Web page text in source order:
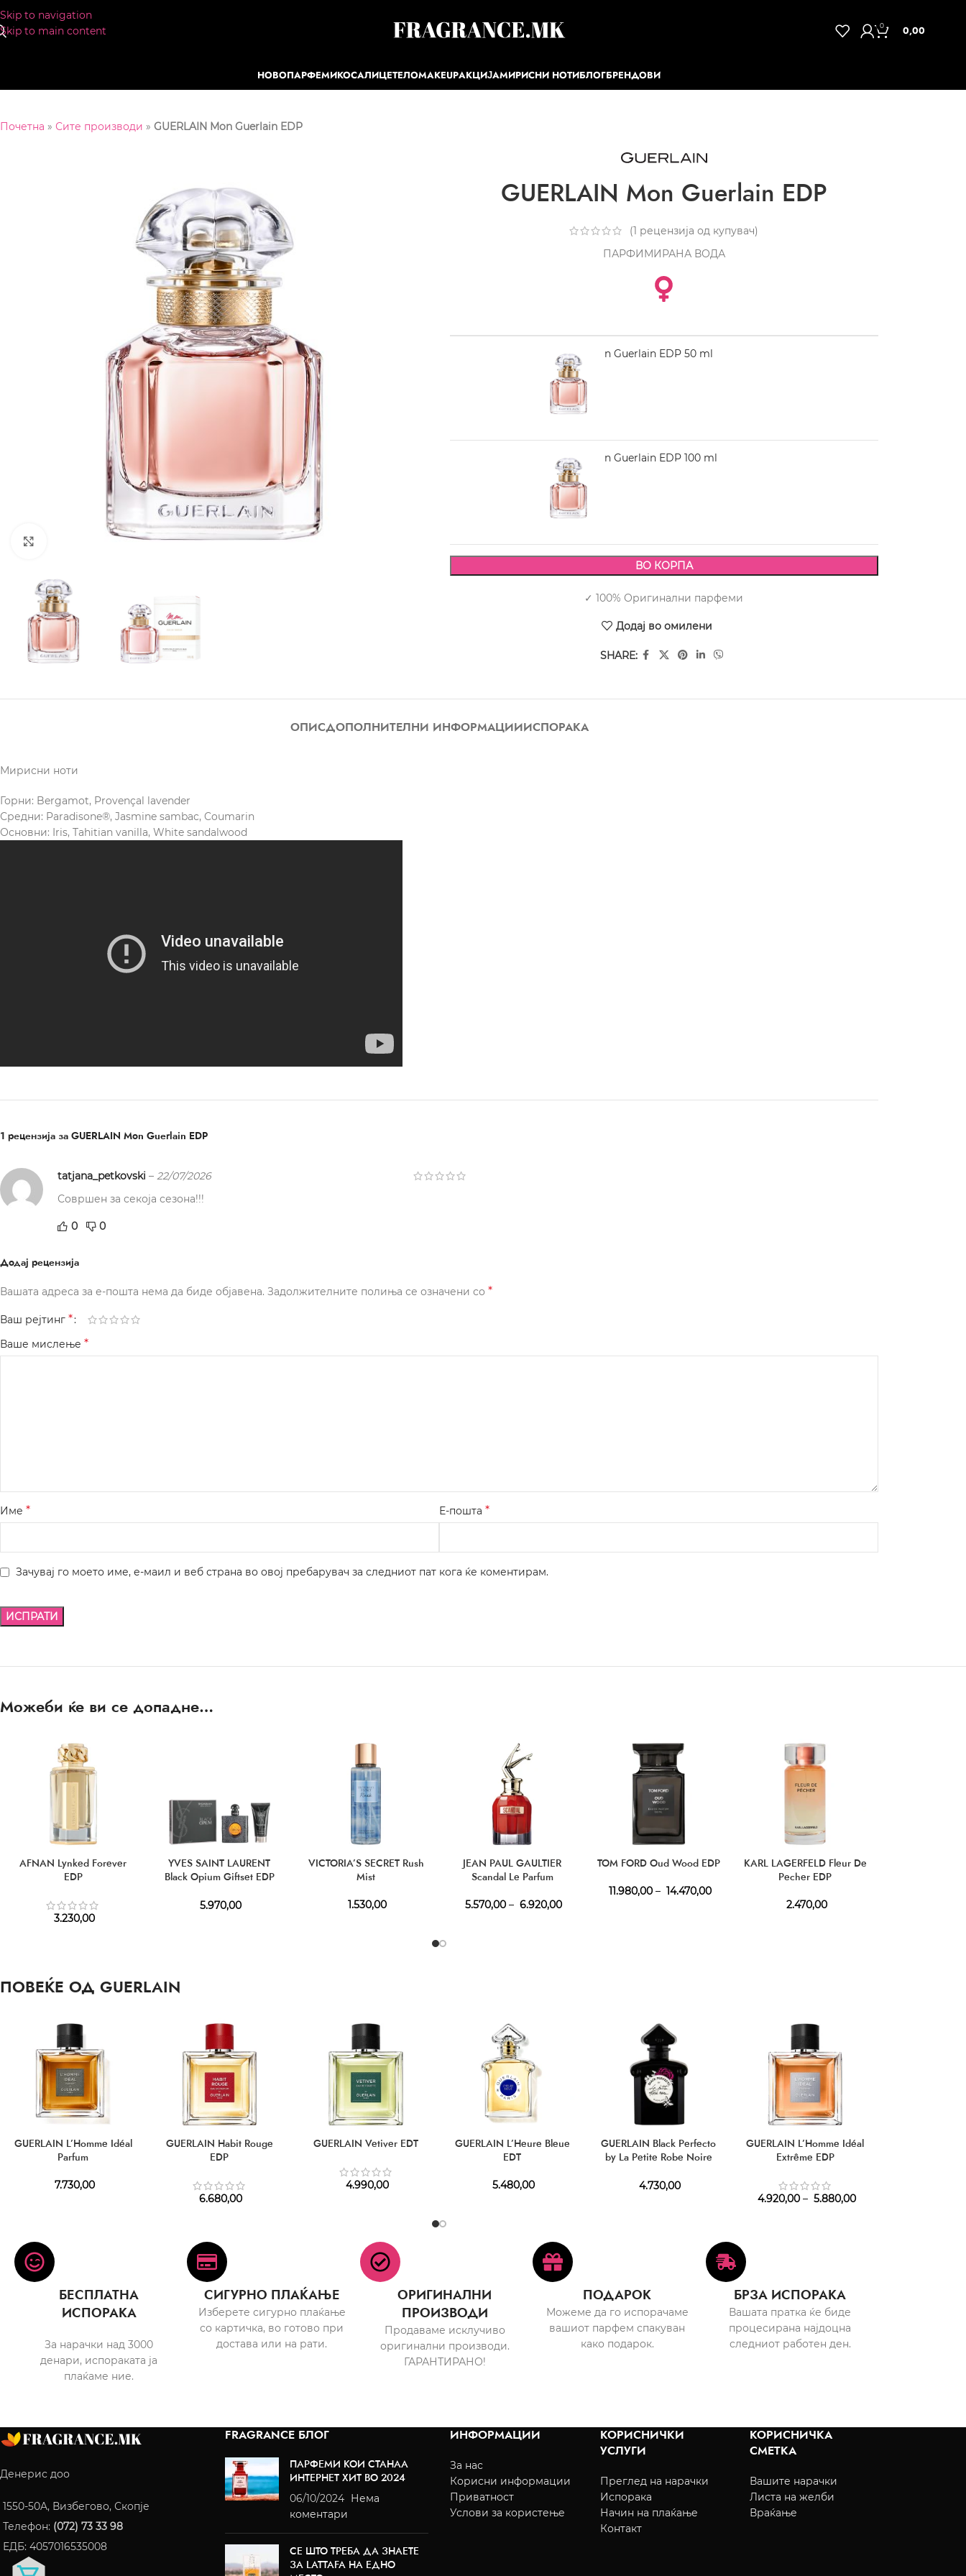
Skip to navigation
Skip to main content
0 0,00
НОВОПАРФЕМИКОСАЛИЦЕТЕЛОMAKEUPАКЦИЈАМИРИСНИ НОТИБЛОГБРЕНДОВИ
Почетна » Сите производи » GUERLAIN Mon Guerlain EDP
CLICK TO ENLARGE
GUERLAIN Mon Guerlain EDP
(1 рецензија од купувач)
ПАРФИМИРАНА ВОДА
GUERLAIN Mon Guerlain EDP 50 ml
4.890,00
GUERLAIN Mon Guerlain EDP 100 ml
6.460,00
ВО КОРПА
✓ 100% Оригинални парфеми
Додај во омилени
SHARE:
ОПИСДОПОЛНИТЕЛНИ ИНФОРМАЦИИИСПОРАКА
Мирисни ноти
Горни: Bergamot, Provençal lavender
Средни: Paradisone®, Jasmine sambac, Coumarin
Основни: Iris, Tahitian vanilla, White sandalwood
1 рецензија за GUERLAIN Mon Guerlain EDP
tatjana_petkovski – 22/07/2026
Совршен за секоја сезона!!!
0 0
Додај рецензија
Вашата адреса за е-пошта нема да биде објавена. Задолжителните полиња се означени со *
Ваш рејтинг *
Ваше мислење *
Име * Е-пошта *
Зачувај го моето име, е-маил и веб страна во овој пребарувач за следниот пат кога ќе коментирам.
Можеби ќе ви се допадне…
AFNAN Lynked Forever
EDP
3.230,00
YVES SAINT LAURENT
Black Opium Giftset EDP
5.970,00
VICTORIA’S SECRET Rush
Mist
1.530,00
JEAN PAUL GAULTIER
Scandal Le Parfum
5.570,00 – 6.920,00
TOM FORD Oud Wood EDP
11.980,00 – 14.470,00
KARL LAGERFELD Fleur De
Pecher EDP
2.470,00
ПОВЕЌЕ ОД GUERLAIN
GUERLAIN L’Homme Idéal
Parfum
7.730,00
GUERLAIN Habit Rouge
EDP
6.680,00
GUERLAIN Vetiver EDT
4.990,00
GUERLAIN L’Heure Bleue
EDT
5.480,00
GUERLAIN Black Perfecto
by La Petite Robe Noire
4.730,00
GUERLAIN L’Homme Idéal
Extrême EDP
4.920,00 – 5.880,00
БЕСПЛАТНА
ИСПОРАКА
За нарачки над 3000
денари, испораката ја
плаќаме ние.
СИГУРНО ПЛАЌАЊЕ
Изберете сигурно плаќање
со картичка, во готово при
достава или на рати.
ОРИГИНАЛНИ
ПРОИЗВОДИ
Продаваме исклучиво
оригинални производи.
ГАРАНТИРАНО!
ПОДАРОК
Можеме да го испорачаме
вашиот парфем спакуван
како подарок.
БРЗА ИСПОРАКА
Вашата пратка ќе биде
процесирана најдоцна
следниот работен ден.
Денерис доо
1550-50A, Визбегово, Скопје
Телефон: (072) 73 33 98
ЕДБ: 4057016535008
FRAGRANCE БЛОГ
ПАРФЕМИ КОИ СТАНАА
ИНТЕРНЕТ ХИТ ВО 2024
06/10/2024 Нема
коментари
СЕ ШТО ТРЕБА ДА ЗНАЕТЕ
ЗА LATTAFA НА ЕДНО
ИНФОРМАЦИИ
За нас
Корисни информации
Приватност
Услови за користење
КОРИСНИЧКИ
УСЛУГИ
Преглед на нарачки
Испорака
Начин на плаќање
Контакт
КОРИСНИЧКА
СМЕТКА
Вашите нарачки
Листа на желби
Враќање